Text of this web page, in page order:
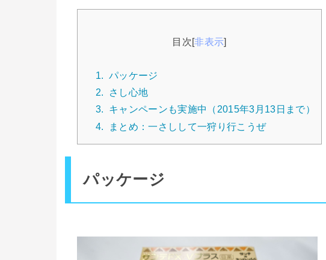
目次[非表示]
1. パッケージ
2.
さし心地
3.
キャンペーンも実施中（2015年3月13日まで）
4.
まとめ：一さしして一狩り行こうぜ
パッケージ